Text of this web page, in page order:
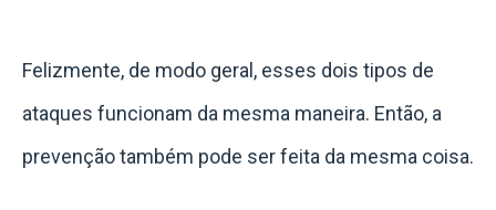
Felizmente, de modo geral, esses dois tipos de
ataques funcionam da mesma maneira. Então, a
prevenção também pode ser feita da mesma coisa.